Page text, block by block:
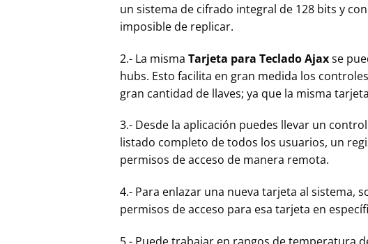
un sistema de cifrado integral de 128 bits y
imposible de replicar.
2.- La misma Tarjeta para Teclado Ajaxse
hubs. Esto facilita en gran medida los
gran cantidad de llaves; ya que la misma
3.- Desde la aplicación puedes llevar un
listado completo de todos los usuarios, un
permisos de acceso de manera remota.
4.- Para enlazar una nueva tarjeta al sistema,
permisos de acceso para esa tarjeta en